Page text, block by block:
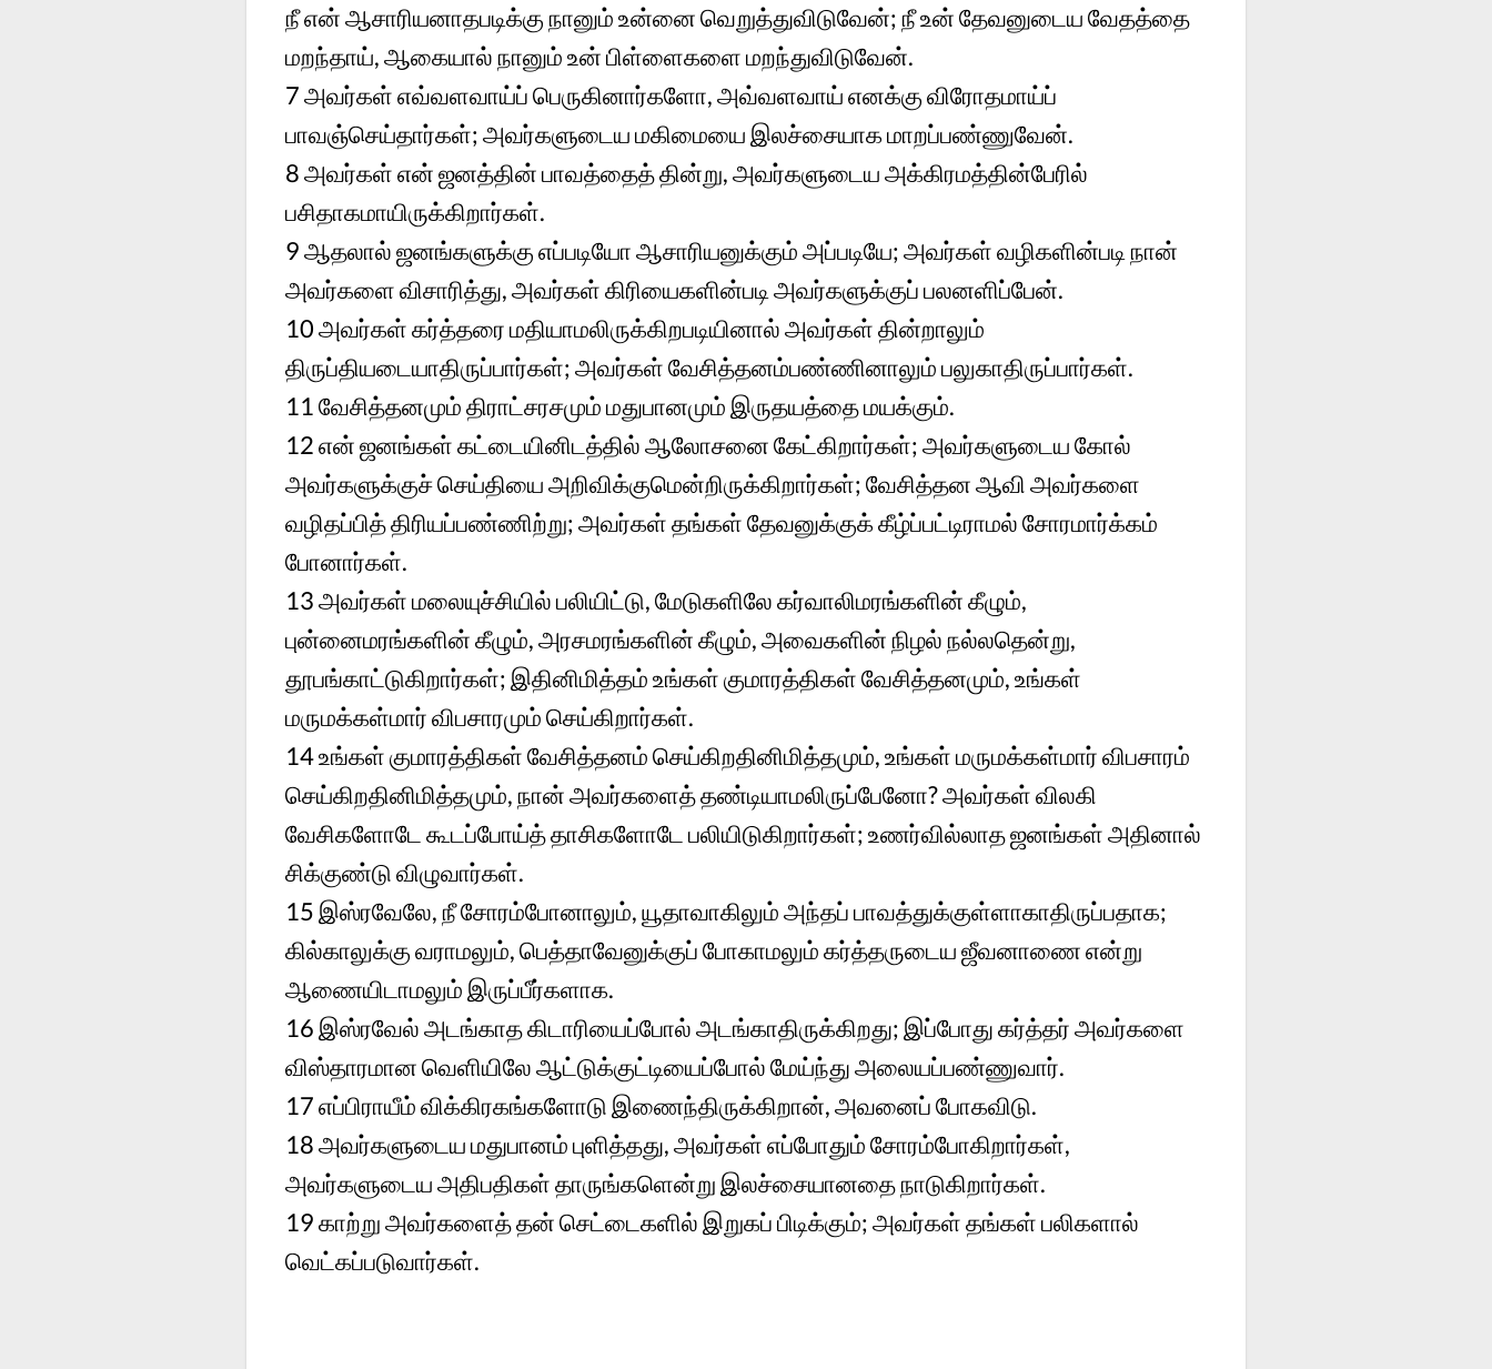
நீ என் ஆசாரியனாதபடிக்கு நானும் உன்னை வெறுத்துவிடுவேன்; நீ உன் தேவனுடைய வேதத்தை
மறந்தாய், ஆகையால் நானும் உன் பிள்ளைகளை மறந்துவிடுவேன்.
7அவர்கள் எவ்வளவாய்ப் பெருகினார்களோ, அவ்வளவாய் எனக்கு விரோதமாய்ப்
பாவஞ்செய்தார்கள்; அவர்களுடைய மகிமையை இலச்சையாக மாறப்பண்ணுவேன்.
8அவர்கள் என் ஜனத்தின் பாவத்தைத் தின்று, அவர்களுடைய அக்கிரமத்தின்பேரில்
பசிதாகமாயிருக்கிறார்கள்.
9ஆதலால் ஜனங்களுக்கு எப்படியோ ஆசாரியனுக்கும் அப்படியே; அவர்கள் வழிகளின்படி நான்
அவர்களை விசாரித்து, அவர்கள் கிரியைகளின்படி அவர்களுக்குப் பலனளிப்பேன்.
10அவர்கள் கர்த்தரை மதியாமலிருக்கிறபடியினால் அவர்கள் தின்றாலும்
திருப்தியடையாதிருப்பார்கள்; அவர்கள் வேசித்தனம்பண்ணினாலும் பலுகாதிருப்பார்கள்.
11வேசித்தனமும் திராட்சரசமும் மதுபானமும் இருதயத்தை மயக்கும்.
12என் ஜனங்கள் கட்டையினிடத்தில் ஆலோசனை கேட்கிறார்கள்; அவர்களுடைய கோல்
அவர்களுக்குச் செய்தியை அறிவிக்குமென்றிருக்கிறார்கள்; வேசித்தன ஆவி அவர்களை
வழிதப்பித் திரியப்பண்ணிற்று; அவர்கள் தங்கள் தேவனுக்குக் கீழ்ப்பட்டிராமல் சோரமார்க்கம்
போனார்கள்.
13அவர்கள் மலையுச்சியில் பலியிட்டு, மேடுகளிலே கர்வாலிமரங்களின் கீழும்,
புன்னைமரங்களின் கீழும், அரசமரங்களின் கீழும், அவைகளின் நிழல் நல்லதென்று,
தூபங்காட்டுகிறார்கள்; இதினிமித்தம் உங்கள் குமாரத்திகள் வேசித்தனமும், உங்கள்
மருமக்கள்மார் விபசாரமும் செய்கிறார்கள்.
14உங்கள் குமாரத்திகள் வேசித்தனம் செய்கிறதினிமித்தமும், உங்கள் மருமக்கள்மார் விபசாரம்
செய்கிறதினிமித்தமும், நான் அவர்களைத் தண்டியாமலிருப்பேனோ? அவர்கள் விலகி
வேசிகளோடே கூடப்போய்த் தாசிகளோடே பலியிடுகிறார்கள்; உணர்வில்லாத ஜனங்கள் அதினால்
சிக்குண்டு விழுவார்கள்.
15 இஸ்ரவேலே, நீ சோரம்போனாலும், யூதாவாகிலும் அந்தப் பாவத்துக்குள்ளாகாதிருப்பதாக;
கில்காலுக்கு வராமலும், பெத்தாவேனுக்குப் போகாமலும் கர்த்தருடைய ஜீவனாணை என்று
ஆணையிடாமலும் இருப்பீர்களாக.
16 இஸ்ரவேல் அடங்காத கிடாரியைப்போல் அடங்காதிருக்கிறது; இப்போது கர்த்தர் அவர்களை
விஸ்தாரமான வெளியிலே ஆட்டுக்குட்டியைப்போல் மேய்ந்து அலையப்பண்ணுவார்.
17எப்பிராயீம் விக்கிரகங்களோடு இணைந்திருக்கிறான், அவனைப் போகவிடு.
18அவர்களுடைய மதுபானம் புளித்தது, அவர்கள் எப்போதும் சோரம்போகிறார்கள்,
அவர்களுடைய அதிபதிகள் தாருங்களென்று இலச்சையானதை நாடுகிறார்கள்.
19காற்று அவர்களைத் தன் செட்டைகளில் இறுகப் பிடிக்கும்; அவர்கள் தங்கள் பலிகளால்
வெட்கப்படுவார்கள்.